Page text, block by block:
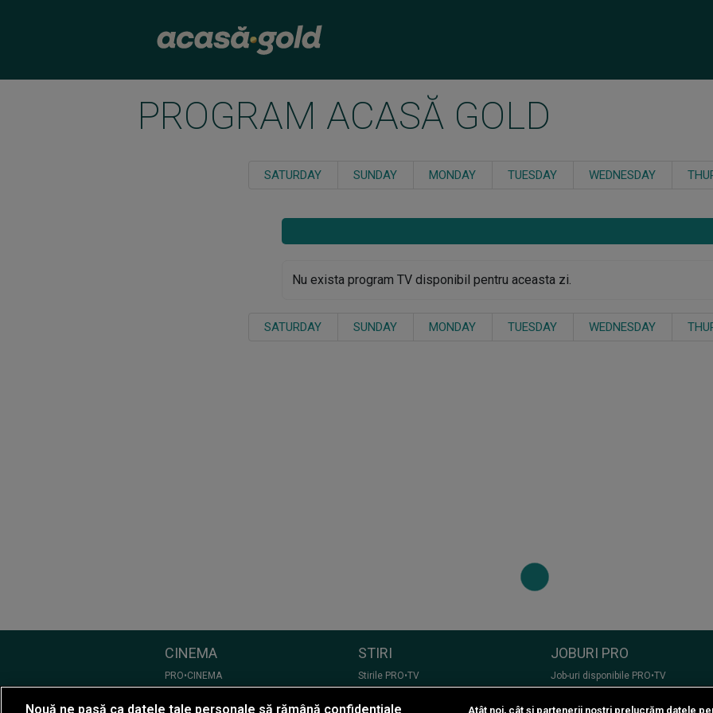
PROGRAM ACASĂ GOLD
SATURDAY SUNDAY MONDAY TUESDAY WEDNESDAY
Nu exista program TV disponibil pentru aceasta zi.
SATURDAY SUNDAY MONDAY TUESDAY WEDNESDAY
CINEMA
PRO•CINEMA
STIRI
Stirile PRO•TV
JOBURI PRO
Job-uri disponibile PRO•TV
Nouă ne pasă ca datele tale personale să rămână confidențiale Atât noi, cât și partenerii noștri prelucrăm datele